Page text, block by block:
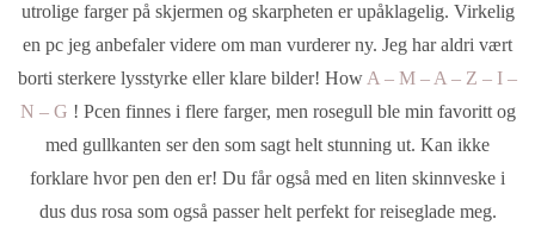
utrolige farger på skjermen og skarpheten er upåklagelig. Virkelig
en pc jeg anbefaler videre om man vurderer ny. Jeg har aldri vært
borti sterkere lysstyrke eller klare bilder! How A – M – A – Z – I –
N – G ! Pcen finnes i flere farger, men rosegull ble min favoritt og
med gullkanten ser den som sagt helt stunning ut. Kan ikke
forklare hvor pen den er! Du får også med en liten skinnveske i
dus dus rosa som også passer helt perfekt for reiseglade meg.